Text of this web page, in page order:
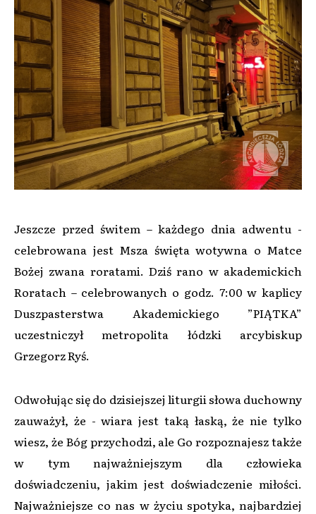
Jeszcze przed świtem – każdego dnia adwentu -
celebrowana jest Msza święta wotywna o Matce
Bożej zwana roratami. Dziś rano w akademickich
Roratach – celebrowanych o godz. 7:00 w kaplicy
Duszpasterstwa Akademickiego ”PIĄTKA”
uczestniczył metropolita łódzki arcybiskup
Grzegorz Ryś.
Odwołując się do dzisiejszej liturgii słowa duchowny
zauważył, że - wiara jest taką łaską, że nie tylko
wiesz, że Bóg przychodzi, ale Go rozpoznajesz także
w tym najważniejszym dla człowieka
doświadczeniu, jakim jest doświadczenie miłości.
Najważniejsze co nas w życiu spotyka, najbardziej